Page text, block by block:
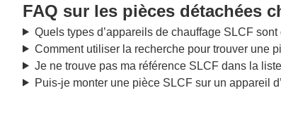
FAQ sur les pièces détachées
Quels types d’appareils de chauffage SLCF
Comment utiliser la recherche pour trouver une
Je ne trouve pas ma référence SLCF dans la
Puis-je monter une pièce SLCF sur un appareil